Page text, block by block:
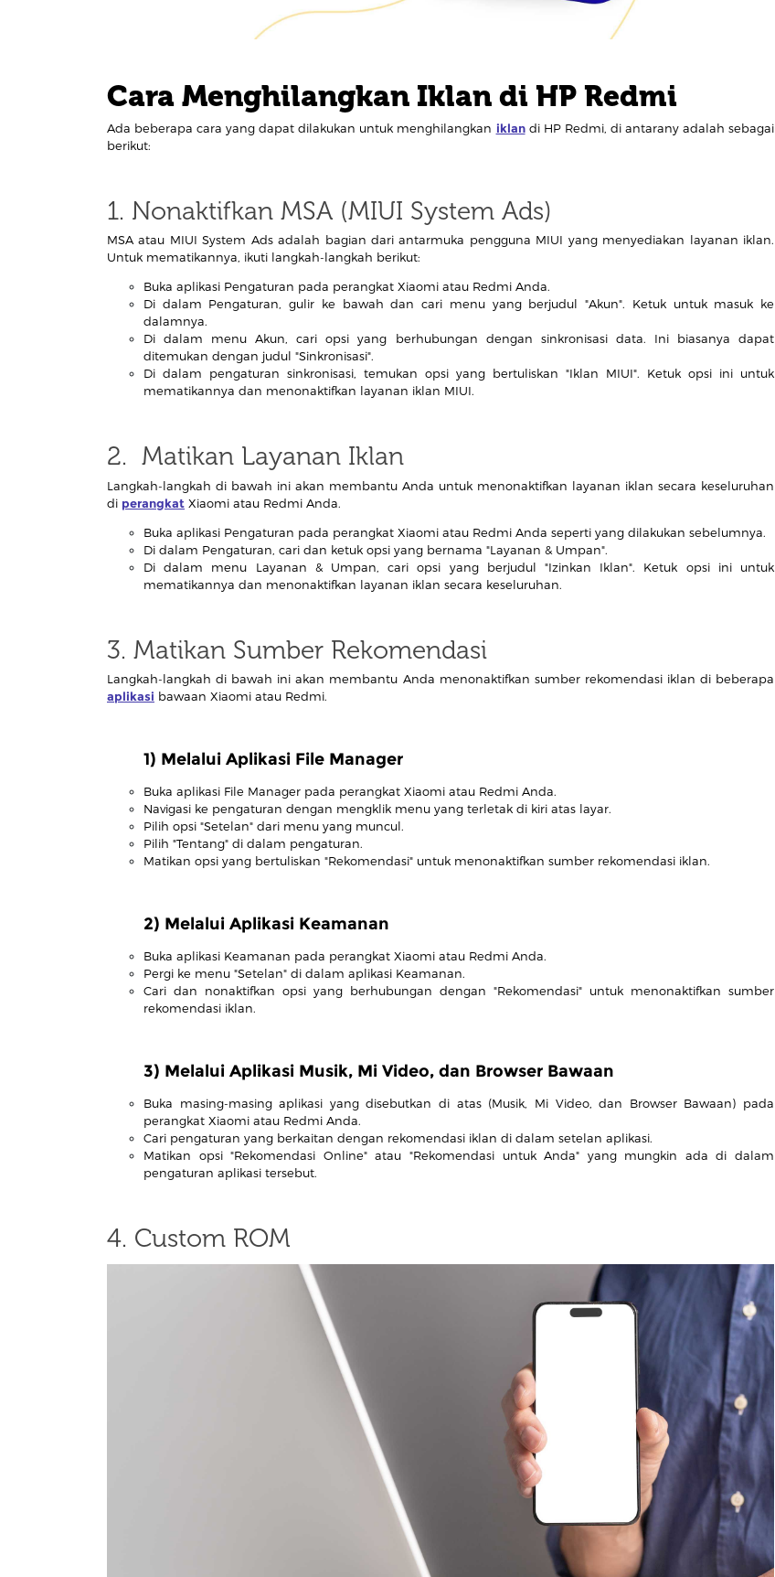
Cara Menghilangkan Iklan di HP Redmi
Ada beberapa cara yang dapat dilakukan untuk menghilangkan iklandi HP Redmi, di antarany adalah sebagai
berikut:
1. Nonaktifkan MSA (MIUI System Ads)
MSA atau MIUI System Ads adalah bagian dari antarmuka pengguna MIUI yang menyediakan layanan iklan.
Untuk mematikannya, ikuti langkah-langkah berikut:
Buka aplikasi Pengaturan pada perangkat Xiaomi atau Redmi Anda.
Di dalam Pengaturan, gulir ke bawah dan cari menu yang berjudul "Akun". Ketuk untuk masuk ke
dalamnya.
Di dalam menu Akun, cari opsi yang berhubungan dengan sinkronisasi data. Ini biasanya dapat
ditemukan dengan judul "Sinkronisasi".
Di dalam pengaturan sinkronisasi, temukan opsi yang bertuliskan "Iklan MIUI". Ketuk opsi ini untuk
mematikannya dan menonaktifkan layanan iklan MIUI.
2. Matikan Layanan Iklan
Langkah-langkah di bawah ini akan membantu Anda untuk menonaktifkan layanan iklan secara keseluruhan
di perangkat Xiaomi atau Redmi Anda.
Buka aplikasi Pengaturan pada perangkat Xiaomi atau Redmi Anda seperti yang dilakukan sebelumnya.
Di dalam Pengaturan, cari dan ketuk opsi yang bernama "Layanan & Umpan".
Di dalam menu Layanan & Umpan, cari opsi yang berjudul "Izinkan Iklan". Ketuk opsi ini untuk
mematikannya dan menonaktifkan layanan iklan secara keseluruhan.
3. Matikan Sumber Rekomendasi
Langkah-langkah di bawah ini akan membantu Anda menonaktifkan sumber rekomendasi iklan di beberapa
aplikasi bawaan Xiaomi atau Redmi.
1) Melalui Aplikasi File Manager
Buka aplikasi File Manager pada perangkat Xiaomi atau Redmi Anda.
Navigasi ke pengaturan dengan mengklik menu yang terletak di kiri atas layar.
Pilih opsi "Setelan" dari menu yang muncul.
Pilih "Tentang" di dalam pengaturan.
Matikan opsi yang bertuliskan "Rekomendasi" untuk menonaktifkan sumber rekomendasi iklan.
2) Melalui Aplikasi Keamanan
Buka aplikasi Keamanan pada perangkat Xiaomi atau Redmi Anda.
Pergi ke menu "Setelan" di dalam aplikasi Keamanan.
Cari dan nonaktifkan opsi yang berhubungan dengan "Rekomendasi" untuk menonaktifkan sumber
rekomendasi iklan.
3) Melalui Aplikasi Musik, Mi Video, dan Browser Bawaan
Buka masing-masing aplikasi yang disebutkan di atas (Musik, Mi Video, dan Browser Bawaan) pada
perangkat Xiaomi atau Redmi Anda.
Cari pengaturan yang berkaitan dengan rekomendasi iklan di dalam setelan aplikasi.
Matikan opsi "Rekomendasi Online" atau "Rekomendasi untuk Anda" yang mungkin ada di dalam
pengaturan aplikasi tersebut.
4. Custom ROM